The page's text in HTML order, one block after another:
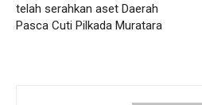
telah serahkan aset Daerah
Pasca Cuti Pilkada Muratara